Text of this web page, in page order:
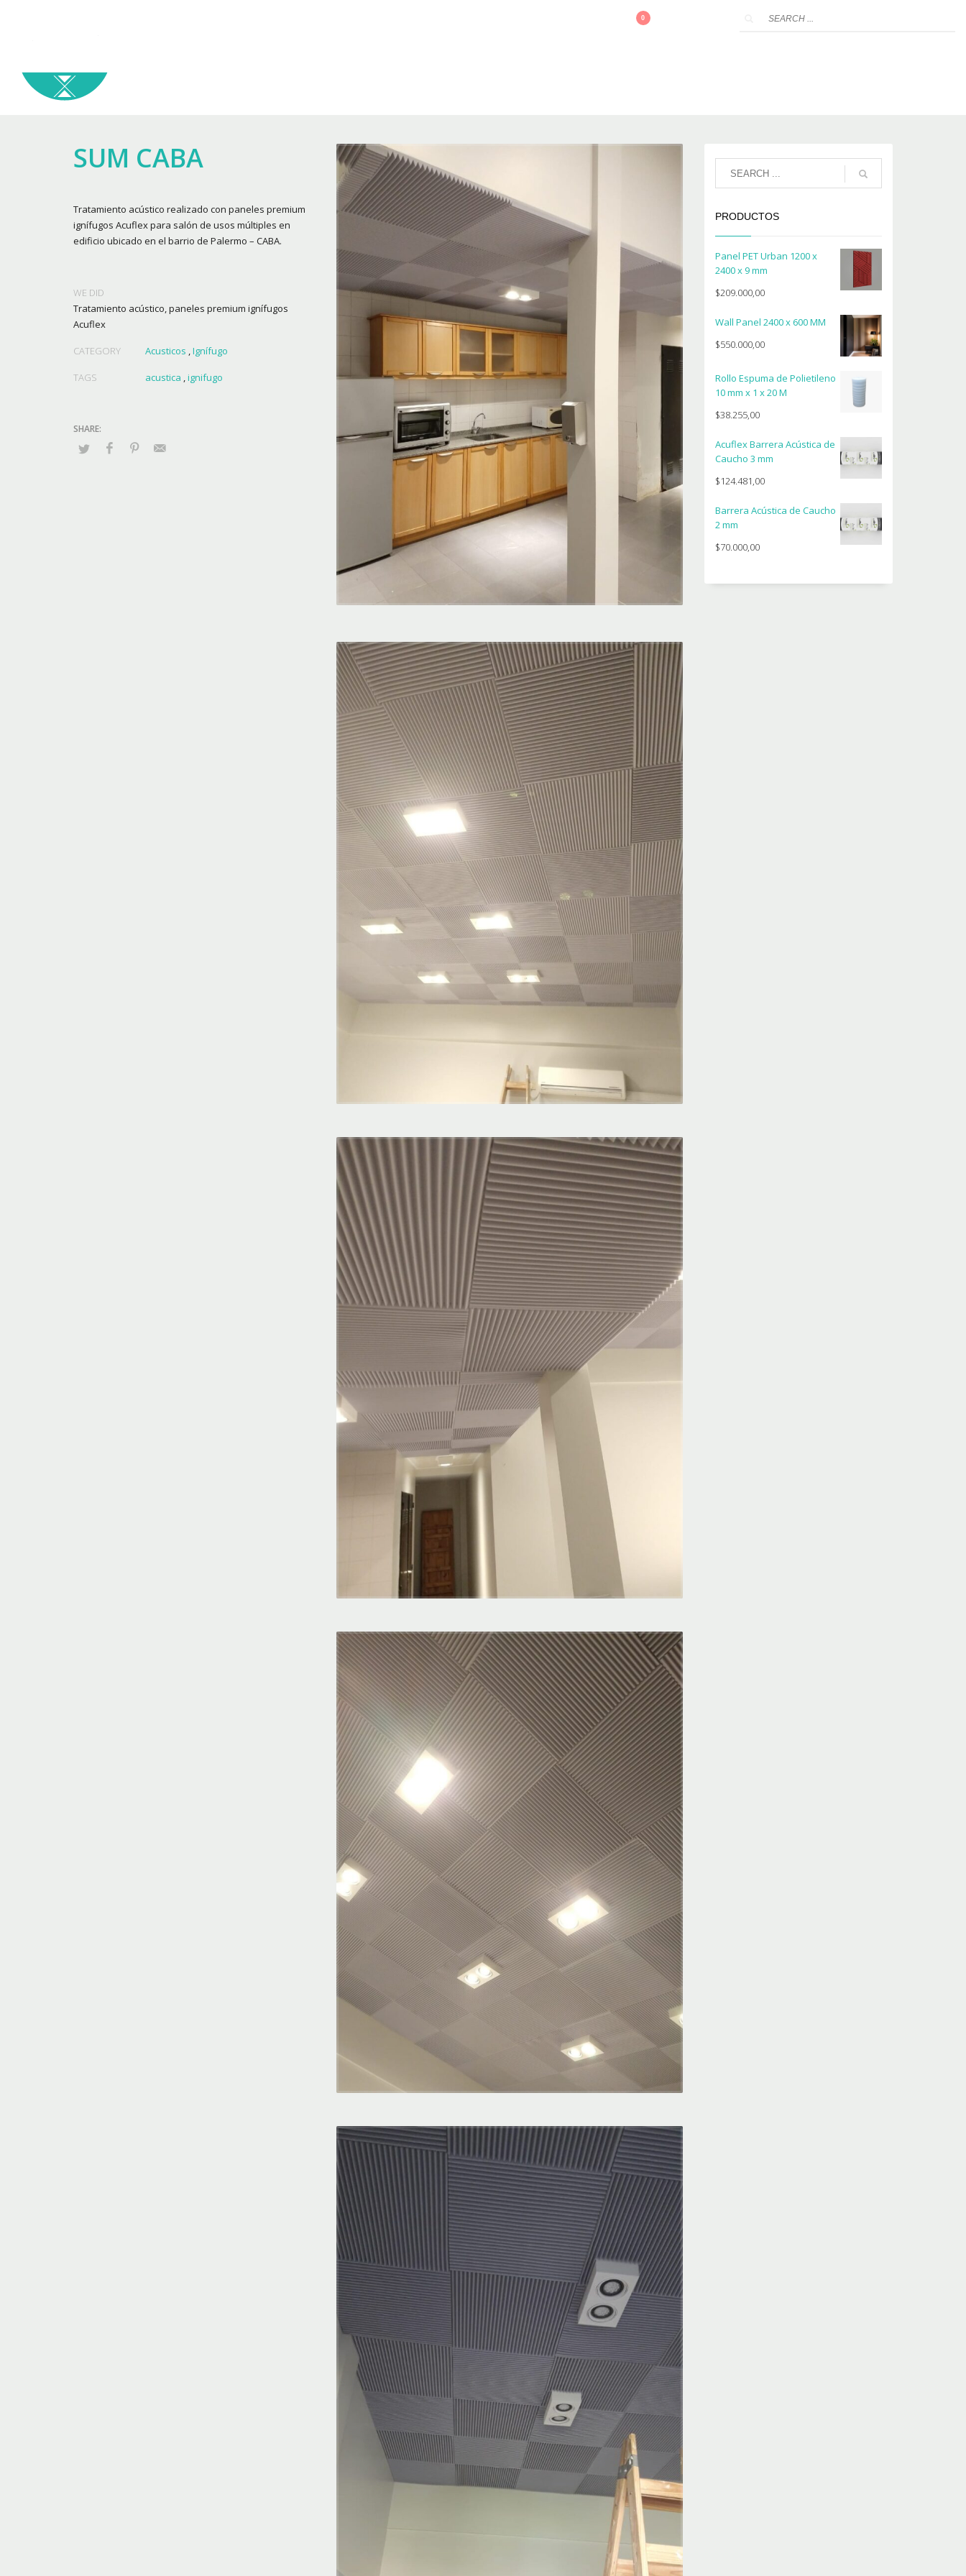
SUM CABA
Tratamiento acústico realizado con paneles premium
ignífugos Acuflex para salón de usos múltiples en
edificio ubicado en el barrio de Palermo – CABA.
WE DID
Tratamiento acústico, paneles premium ignífugos
Acuflex
CATEGORY Acusticos ,Ignífugo
TAGS acustica ,ignifugo
PRODUCTOS
Panel PET Urban 1200 x
2400 x 9 mm
$209.000,00
Wall Panel 2400 x 600 MM
$550.000,00
Rollo Espuma de Polietileno
10 mm x 1 x 20 M
$38.255,00
Acuflex Barrera Acústica de
Caucho 3 mm
$124.481,00
Barrera Acústica de Caucho
2 mm
$70.000,00